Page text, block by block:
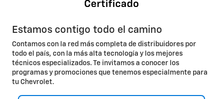
Estamos contigo todo el camino
Contamos con la red más completa de distribuidores por
todo el país, con la más alta tecnología y los mejores
técnicos especializados. Te invitamos a conocer los
programas y promociones que tenemos especialmente para
tu Chevrolet.